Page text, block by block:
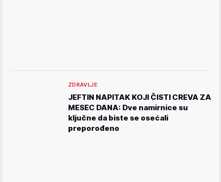
ZDRAVLJE
JEFTIN NAPITAK KOJI ČISTI CREVA ZA
MESEC DANA: Dve namirnice su
ključne da biste se osećali
preporođeno